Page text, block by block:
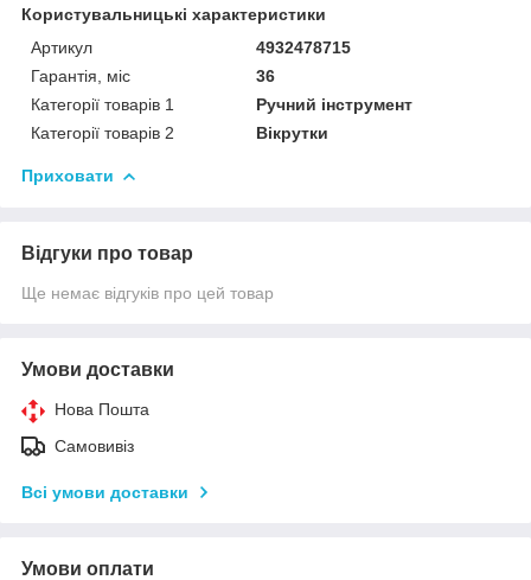
Користувальницькі характеристики
Артикул
4932478715
Гарантія, міс
36
Категорії товарів 1
Ручний інструмент
Категорії товарів 2
Вікрутки
Приховати
Відгуки про товар
Ще немає відгуків про цей товар
Умови доставки
Нова Пошта
Самовивіз
Всі умови доставки
Умови оплати